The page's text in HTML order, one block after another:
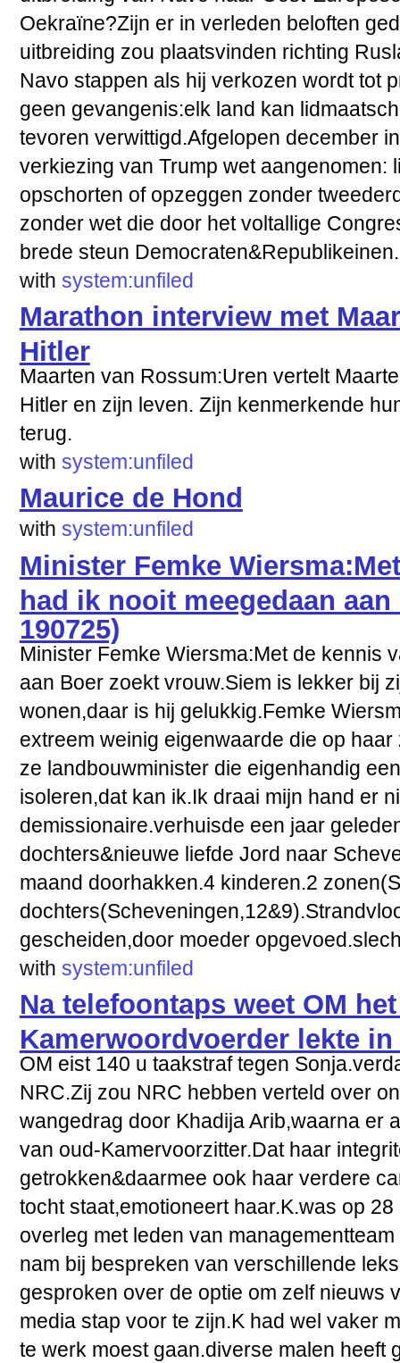
Oekraïne?Zijn er in verleden beloften
uitbreiding zou plaatsvinden richting
Navo stappen als hij verkozen wordt tot
geen gevangenis:elk land kan
tevoren verwittigd.Afgelopen december
verkiezing van Trump wet aangenomen:
opschorten of opzeggen zonder
zonder wet die door het voltallige
brede steun Democraten&Republikeinen.
with system:unfiled
Marathon interview met
Hitler
Maarten van Rossum:Uren vertelt
Hitler en zijn leven. Zijn kenmerkende
terug.
with system:unfiled
Maurice de Hond
with system:unfiled
Minister Femke
had ik nooit meegedaan
190725)
Minister Femke Wiersma:Met de kennis
aan Boer zoekt vrouw.Siem is lekker bij
wonen,daar is hij gelukkig.Femke
extreem weinig eigen­waarde die op
ze landbouw­minister die eigenhandig
isoleren,dat kan ik.Ik draai mijn hand er
demissionaire.verhuisde een jaar
dochters&nieuwe liefde Jord naar
maand doorhakken.4 kinderen.2
gescheiden,door moeder
with system:unfiled
Na telefoontaps weet OM
Kamerwoordvoerder lekte in
OM eist 140 u taakstraf tegen
NRC.Zij zou NRC hebben verteld over
wangedrag door Khadija Arib,waarna er
van oud-Kamervoorzitter.Dat haar
getrokken&daarmee ook haar verdere
tocht staat,emotioneert haar.K.was op
overleg met leden van
nam bij bespreken van verschillende
gesproken over de optie om zelf nieuws
media stap voor te zijn.K had wel vaker
te werk moest gaan.diverse malen heeft